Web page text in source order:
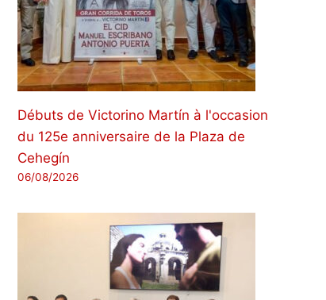
Débuts de Victorino Martín à l'occasion
du 125e anniversaire de la Plaza de
Cehegín
06/08/2026